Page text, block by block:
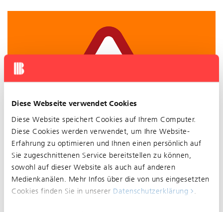
Diese Webseite verwendet Cookies
Diese Website speichert Cookies auf Ihrem Computer.
Diese Cookies werden verwendet, um Ihre Website-
Erfahrung zu optimieren und Ihnen einen persönlich auf
Sie zugeschnittenen Service bereitstellen zu können,
sowohl auf dieser Website als auch auf anderen
Medienkanälen. Mehr Infos über die von uns eingesetzten
Cookies finden Sie in unserer Datenschutzerklärung
Am Sonntag, 21. Mai 2023 findet im St.Jakob-Park
ein Fussballspiel statt.